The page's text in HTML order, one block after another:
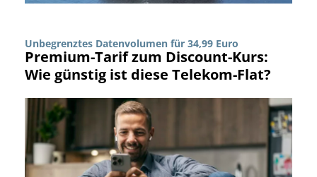
Unbegrenztes Datenvolumen für 34,99 Euro
Premium-Tarif zum Discount-Kurs:
Wie günstig ist diese Telekom-Flat?